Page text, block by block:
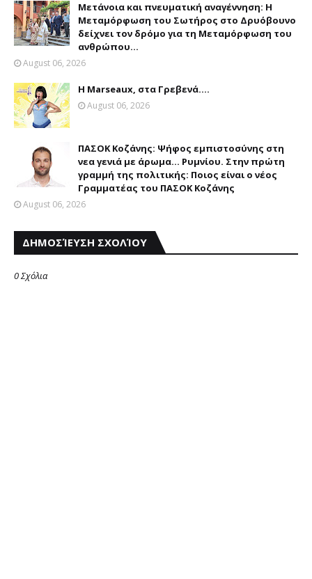
Μετάνοια και πνευματική αναγέννηση: Η
Μεταμόρφωση του Σωτήρος στο Δρυόβουνο
δείχνει τον δρόμο για τη Μεταμόρφωση του
ανθρώπου...
August 06, 2026
Η Marseaux, στα Γρεβενά….
August 06, 2026
ΠΑΣΟΚ Κοζάνης: Ψήφος εμπιστοσύνης στη
νεα γενιά με άρωμα... Ρυμνίου. Στην πρώτη
γραμμή της πολιτικής: Ποιος είναι ο νέος
Γραμματέας του ΠΑΣΟΚ Κοζάνης
August 06, 2026
ΔΗΜΟΣΊΕΥΣΗ ΣΧΟΛΊΟΥ
0 Σχόλια